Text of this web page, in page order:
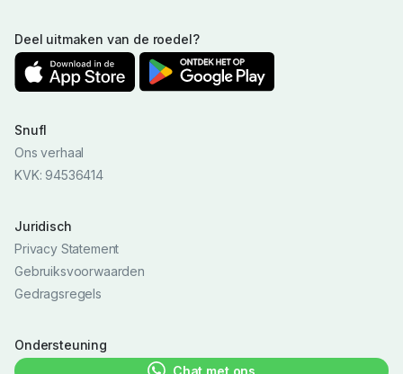
Deel uitmaken van de roedel?
Snufl
Ons verhaal
KVK: 94536414
Juridisch
Privacy Statement
Gebruiksvoorwaarden
Gedragsregels
Ondersteuning